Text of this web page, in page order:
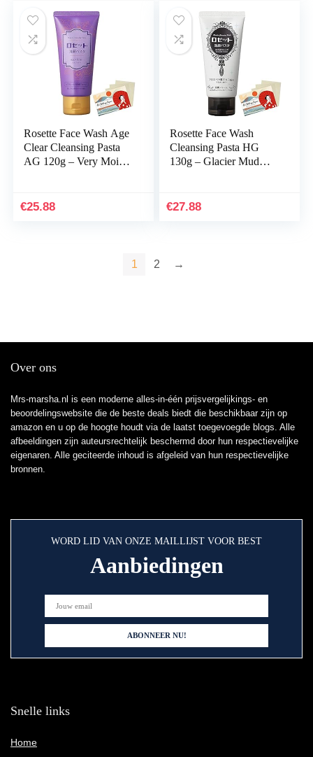
Rosette Face Wash Age
Clear Cleansing Pasta
AG 120g – Very Moist
€25.88
Rosette Face Wash
Cleansing Pasta HG
130g – Glacier Mud
€27.88
1 2 →
Over ons
Mrs-marsha.nl is een moderne alles-in-één prijsvergelijkings- en
beoordelingswebsite die de beste deals biedt die beschikbaar zijn op
amazon en u op de hoogte houdt via de laatst toegevoegde blogs. Alle
afbeeldingen zijn auteursrechtelijk beschermd door hun respectievelijke
eigenaren. Alle geciteerde inhoud is afgeleid van hun respectievelijke
bronnen.
WORD LID VAN ONZE MAILLIJST VOOR BEST
Aanbiedingen
Snelle links
Home